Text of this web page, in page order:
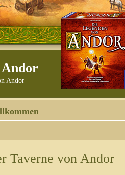
Andor
Andor
Taverne von Andor